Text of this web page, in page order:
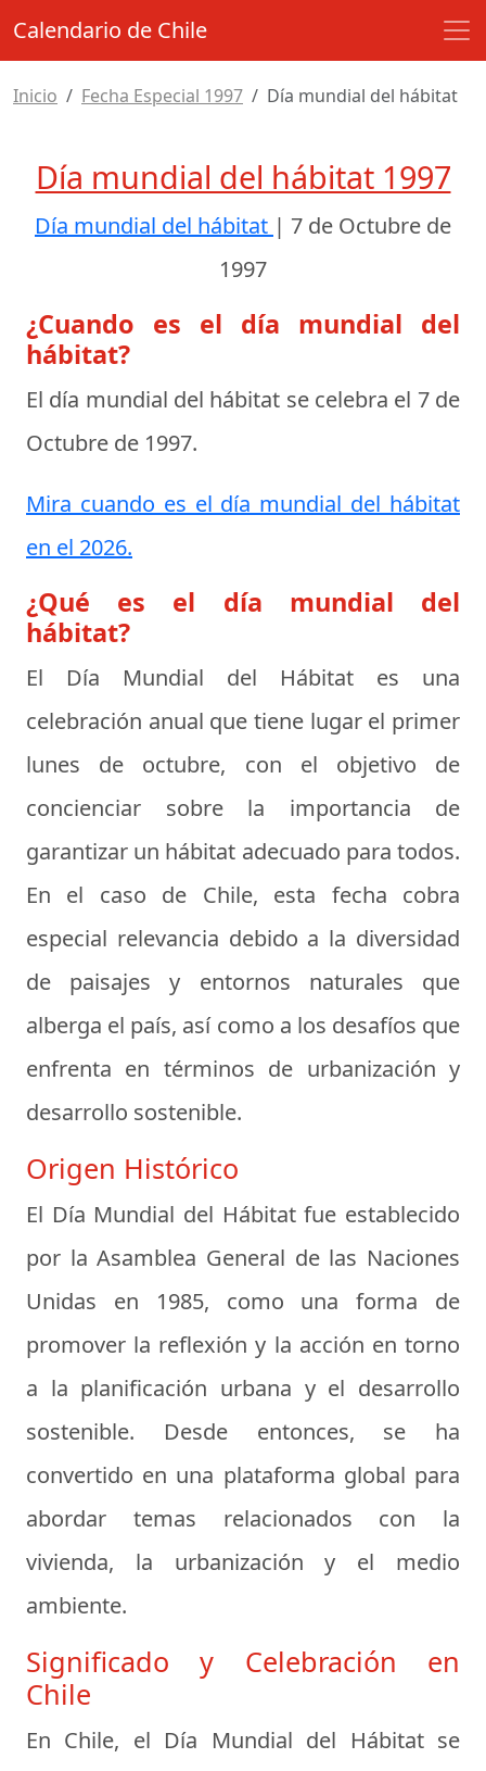
Calendario de Chile
Inicio Fecha Especial 1997 Día mundial del hábitat
Día mundial del hábitat 1997
Día mundial del hábitat | 7 de Octubre de
1997
¿Cuando es el día mundial del
hábitat?
El día mundial del hábitat se celebra el 7 de
Octubre de 1997.
Mira cuando es el día mundial del hábitat
en el 2026.
¿Qué es el día mundial del
hábitat?
El Día Mundial del Hábitat es una
celebración anual que tiene lugar el primer
lunes de octubre, con el objetivo de
concienciar sobre la importancia de
garantizar un hábitat adecuado para todos.
En el caso de Chile, esta fecha cobra
especial relevancia debido a la diversidad
de paisajes y entornos naturales que
alberga el país, así como a los desafíos que
enfrenta en términos de urbanización y
desarrollo sostenible.
Origen Histórico
El Día Mundial del Hábitat fue establecido
por la Asamblea General de las Naciones
Unidas en 1985, como una forma de
promover la reflexión y la acción en torno
a la planificación urbana y el desarrollo
sostenible. Desde entonces, se ha
convertido en una plataforma global para
abordar temas relacionados con la
vivienda, la urbanización y el medio
ambiente.
Significado y Celebración en
Chile
En Chile, el Día Mundial del Hábitat se